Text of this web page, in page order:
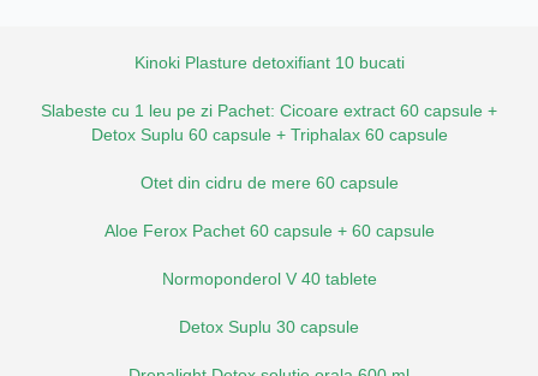
Kinoki Plasture detoxifiant 10 bucati
Slabeste cu 1 leu pe zi Pachet: Cicoare extract 60 capsule +
Detox Suplu 60 capsule + Triphalax 60 capsule
Otet din cidru de mere 60 capsule
Aloe Ferox Pachet 60 capsule + 60 capsule
Normoponderol V 40 tablete
Detox Suplu 30 capsule